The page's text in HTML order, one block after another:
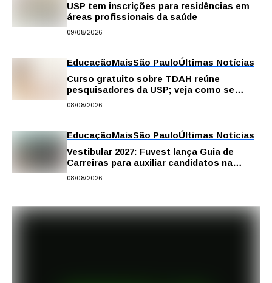
USP tem inscrições para residências em
áreas profissionais da saúde
09/08/2026
EducaçãoMaisSão PauloÚltimas Notícias
Curso gratuito sobre TDAH reúne
pesquisadores da USP; veja como se
inscrever
08/08/2026
EducaçãoMaisSão PauloÚltimas Notícias
Vestibular 2027: Fuvest lança Guia de
Carreiras para auxiliar candidatos na
escolha da profissão
08/08/2026